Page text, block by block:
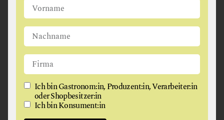
Produzenten ein, frag am Markt nach bio oder
achte im Supermarkt auf das EU-Bio-Siegel oder
Siegel, die darüber hinausgehen, wie zum Beispiel
Bio Austria, Demeter, Ja Natürlich, Erde & Saat
oder Bioland.Wann ist etwas wirklich bio?
Ich bin Gastronom:in, Produzent:in, Verarbeiter:in
oder Shopbesitzer:in
Ich bin Konsument:in